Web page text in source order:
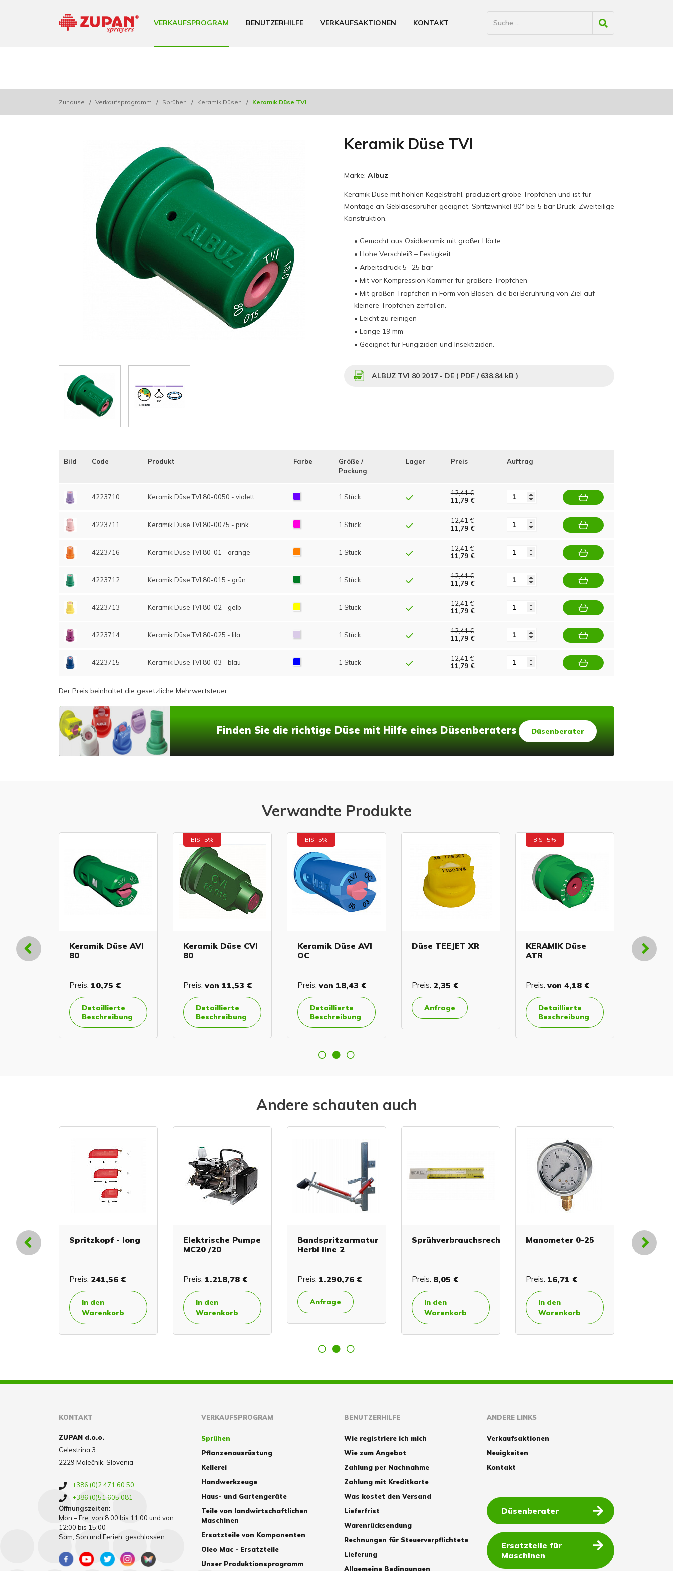
VERKAUFSPROGRAM BENUTZERHILFE VERKAUFSAKTIONEN KONTAKT
Zuhause / Verkaufsprogramm / Sprühen / Keramik Düsen / Keramik Düse TVI
Keramik Düse TVI
Marke: Albuz
Keramik Düse mit hohlen Kegelstrahl, produziert grobe Tröpfchen und ist für
Montage an Gebläsesprüher geeignet. Spritzwinkel 80° bei 5 bar Druck. Zweiteilige
Konstruktion.
• Gemacht aus Oxidkeramik mit großer Härte.
• Hohe Verschleiß – Festigkeit
• Arbeitsdruck 5 -25 bar
• Mit vor Kompression Kammer für größere Tröpfchen
• Mit großen Tröpfchen in Form von Blasen, die bei Berührung von Ziel auf
kleinere Tröpfchen zerfallen.
• Leicht zu reinigen
• Länge 19 mm
• Geeignet für Fungiziden und Insektiziden.
ALBUZ TVI 80 2017 - DE ( PDF / 638.84 kB )
Bild Code Produkt Farbe
Größe /
Packung
Lager Preis Auftrag
4223710 Keramik Düse TVI 80-0050 - violett 1 Stück
12,41 €
11,79 €
4223711 Keramik Düse TVI 80-0075 - pink 1 Stück
12,41 €
11,79 €
4223716 Keramik Düse TVI 80-01 - orange 1 Stück
12,41 €
11,79 €
4223712 Keramik Düse TVI 80-015 - grün 1 Stück
12,41 €
11,79 €
4223713 Keramik Düse TVI 80-02 - gelb 1 Stück
12,41 €
11,79 €
4223714 Keramik Düse TVI 80-025 - lila 1 Stück
12,41 €
11,79 €
4223715 Keramik Düse TVI 80-03 - blau 1 Stück
12,41 €
11,79 €
Der Preis beinhaltet die gesetzliche Mehrwertsteuer
Finden Sie die richtige Düse mit Hilfe eines Düsenberaters Düsenberater
Verwandte Produkte
Keramik Düse AVI
80
Preis: 10,75 €
Detaillierte
Beschreibung
BIS -5%
Keramik Düse CVI
80
Preis: von 11,53 €
Detaillierte
Beschreibung
BIS -5%
Keramik Düse AVI
OC
Preis: von 18,43 €
Detaillierte
Beschreibung
Düse TEEJET XR
Preis: 2,35 €
Anfrage
BIS -5%
KERAMIK Düse
ATR
Preis: von 4,18 €
Detaillierte
Beschreibung
Andere schauten auch
Spritzkopf - long
Preis: 241,56 €
In den
Warenkorb
Elektrische Pumpe
MC20 /20
Preis: 1.218,78 €
In den
Warenkorb
Bandspritzarmatur
Herbi line 2
Preis: 1.290,76 €
Anfrage
Sprühverbrauchsrechner
Preis: 8,05 €
In den
Warenkorb
Manometer 0-25
Preis: 16,71 €
In den
Warenkorb
(für
KONTAKT
ZUPAN d.o.o.
Celestrina 3
2229 Malečnik, Slovenia
+386 (0)2 471 60 50
+386 (0)51 605 081
Öffnungszeiten:
Mon – Fre: von 8:00 bis 11:00 und von
12:00 bis 15:00
Sam, Son und Ferien: geschlossen
VERKAUFSPROGRAM
Sprühen
Pflanzenausrüstung
Kellerei
Handwerkzeuge
Haus- und Gartengeräte
Teile von landwirtschaftlichen
Maschinen
Ersatzteile von Komponenten
Oleo Mac - Ersatzteile
Unser Produktionsprogramm
BENUTZERHILFE
Wie registriere ich mich
Wie zum Angebot
Zahlung per Nachnahme
Zahlung mit Kreditkarte
Was kostet den Versand
Lieferfrist
Warenrücksendung
Rechnungen für Steuerverpflichtete
Lieferung
Allgemeine Bedingungen
ANDERE LINKS
Verkaufsaktionen
Neuigkeiten
Kontakt
Düsenberater
Ersatzteile für
Maschinen